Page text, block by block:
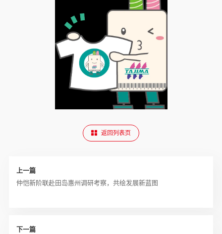
返回列表页
上一篇
仲恺新阶联赴田岛惠州调研考察，共绘发展新蓝图
下一篇